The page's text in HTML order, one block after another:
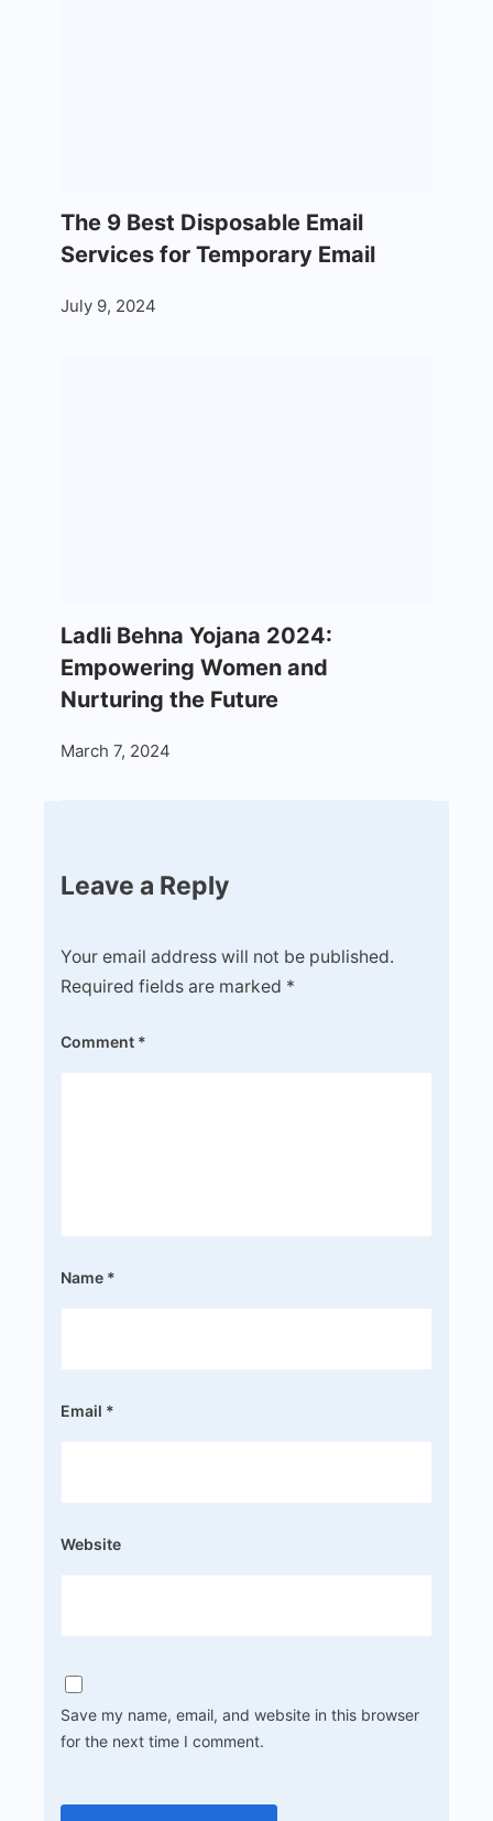
The 9 Best Disposable Email
Services for Temporary Email
July 9, 2024
Ladli Behna Yojana 2024:
Empowering Women and
Nurturing the Future
March 7, 2024
Leave a Reply
Your email address will not be published.
Required fields are marked *
Comment *
Name *
Email *
Website
Save my name, email, and website in this browser
for the next time I comment.